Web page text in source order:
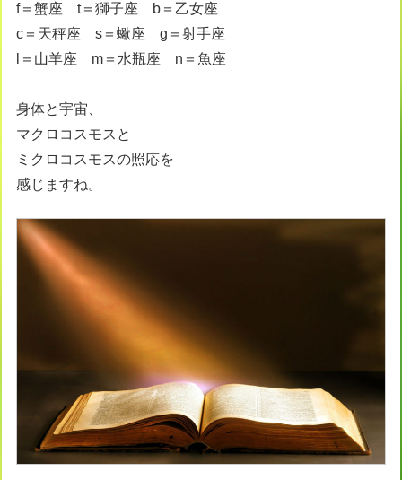
f＝蟹座 t＝獅子座 b＝乙女座
c＝天秤座 s＝蠍座 g＝射手座
l＝山羊座 m＝水瓶座 n＝魚座
身体と宇宙、
マクロコスモスと
ミクロコスモスの照応を
感じますね。